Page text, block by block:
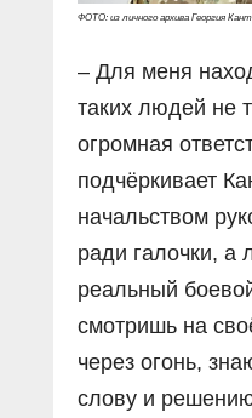
ФОТО: из личного архива Георгия
– Для меня
таких людей не
огромная
подчёркивает
начальством
ради галочки, а
реальный
смотришь на
через огонь,
слову и